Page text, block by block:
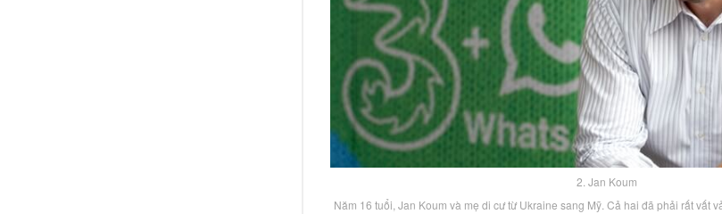
2. Jan Koum
Năm 16 tuổi, Jan Koum và mẹ di cư từ Ukraine sang Mỹ. Cả hai đã phải rất vất